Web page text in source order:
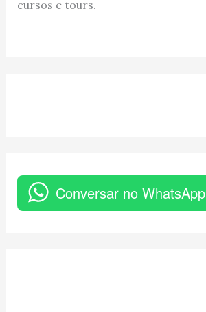
cursos e tours.
Conversar no WhatsApp